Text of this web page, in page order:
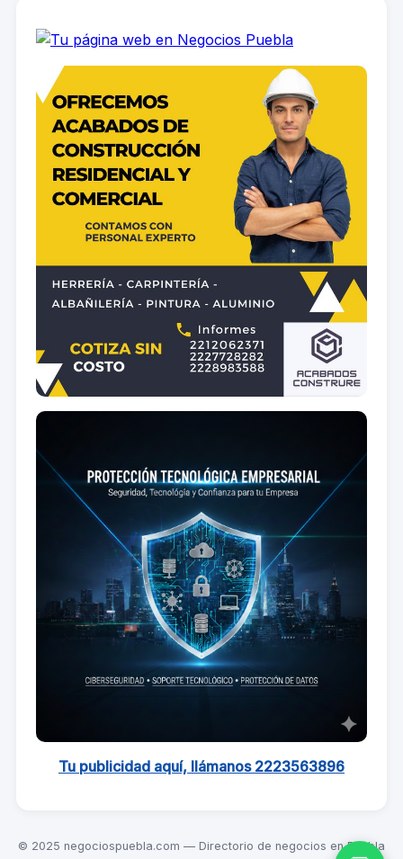
Tu publicidad aquí, llámanos 2223563896
© 2025 negociospuebla.com — Directorio de negocios en Puebla